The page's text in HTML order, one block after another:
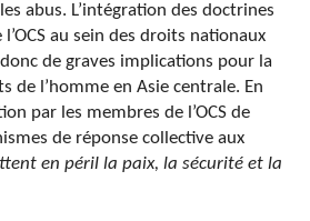
abus. L’intégration des doctrines
au sein des droits nationaux
de graves implications pour la
de l’homme en Asie centrale. En
par les membres de l’OCS de
de réponse collective aux
en péril la paix, la sécurité et la